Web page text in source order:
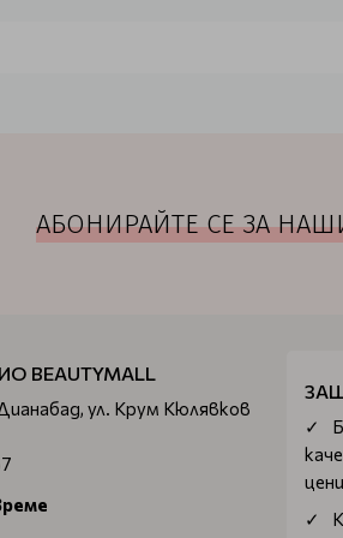
баланс на скалпа.
хидратират, регенерират и
: енергизиращ подсилващ лосион за
косата, а също така увеличава
АБОНИРАЙТЕ СЕ ЗА
BEAUTYMALL
ул. Крум Кюлявков
цени